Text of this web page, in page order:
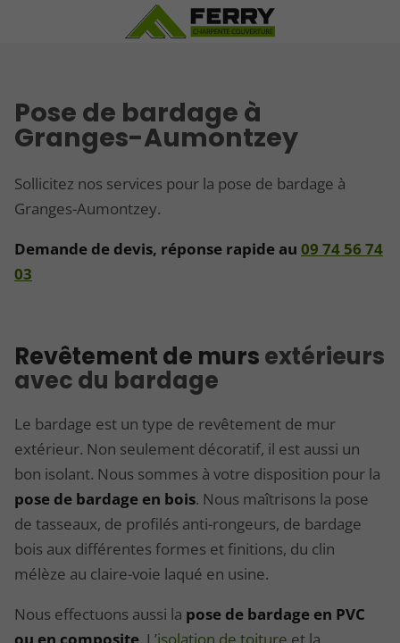
Pose de bardage à
Granges-Aumontzey
Sollicitez nos services pour la pose de bardage à
Granges-Aumontzey.
Demande de devis, réponse rapide au 09 74 56 74
03
Revêtement de murs extérieurs
avec du bardage
Le bardage est un type de revêtement de mur
extérieur. Non seulement décoratif, il est aussi un
bon isolant. Nous sommes à votre disposition pour la
pose de bardage en bois. Nous maîtrisons la pose
de tasseaux, de profilés anti-rongeurs, de bardage
bois aux différentes formes et finitions, du clin
mélèze au claire-voie laqué en usine.
Nous effectuons aussi la pose de bardage en PVC
ou en composite. L’isolation de toiture et la